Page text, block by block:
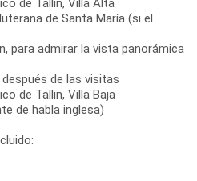
de Santa María (si el
para admirar la vista panorámica
de las visitas
de Tallin, Villa Baja
de habla inglesa)